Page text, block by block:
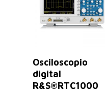
Seleccionar
Opciones
Osciloscopio
digital
R&S®RTC1000